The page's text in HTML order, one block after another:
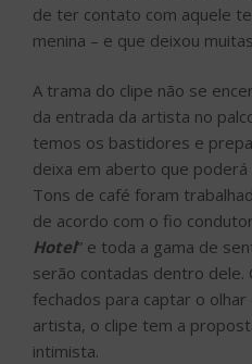
de ter contato com aquele
menina – e que deixou
A trama do clipe não se
da entrada da artista no
temos os bastidores e
deixa em aberto que poderá
Tons de café foram
de acordo com o fio
Hotel” e toda a gama de
serão contadas dentro dele.
fechados para captar o
artista, o clipe tem a
intimista.